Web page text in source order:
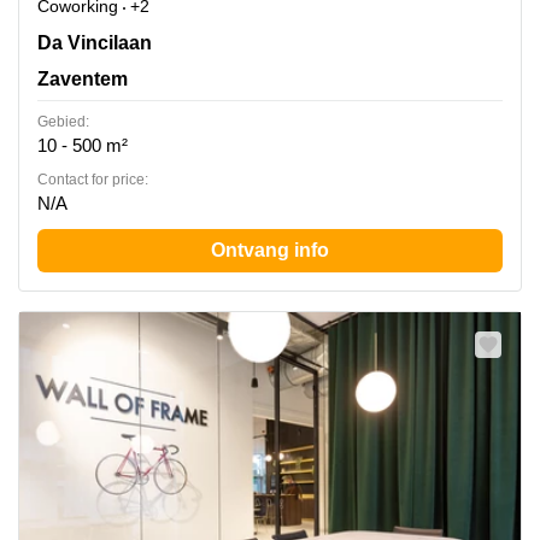
Coworking
+2
Da Vincilaan 2, Zaventem
Da Vincilaan
Zaventem
Gebied:
10 - 500 m²
Contact for price:
N/A
Ontvang info